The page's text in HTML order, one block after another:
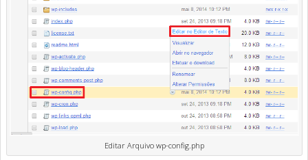
Editar Arquivo wp-config.php